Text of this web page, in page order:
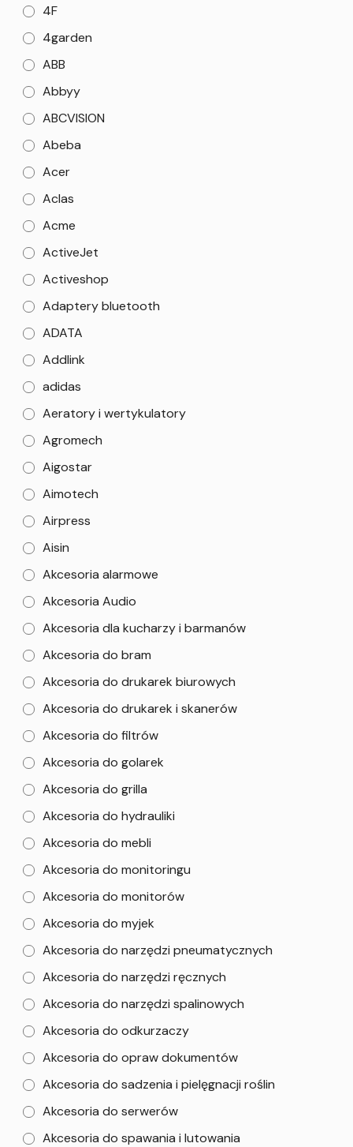
4F
4garden
ABB
Abbyy
ABCVISION
Abeba
Acer
Aclas
Acme
ActiveJet
Activeshop
Adaptery bluetooth
ADATA
Addlink
adidas
Aeratory i wertykulatory
Agromech
Aigostar
Aimotech
Airpress
Aisin
Akcesoria alarmowe
Akcesoria Audio
Akcesoria dla kucharzy i barmanów
Akcesoria do bram
Akcesoria do drukarek biurowych
Akcesoria do drukarek i skanerów
Akcesoria do filtrów
Akcesoria do golarek
Akcesoria do grilla
Akcesoria do hydrauliki
Akcesoria do mebli
Akcesoria do monitoringu
Akcesoria do monitorów
Akcesoria do myjek
Akcesoria do narzędzi pneumatycznych
Akcesoria do narzędzi ręcznych
Akcesoria do narzędzi spalinowych
Akcesoria do odkurzaczy
Akcesoria do opraw dokumentów
Akcesoria do sadzenia i pielęgnacji roślin
Akcesoria do serwerów
Akcesoria do spawania i lutowania